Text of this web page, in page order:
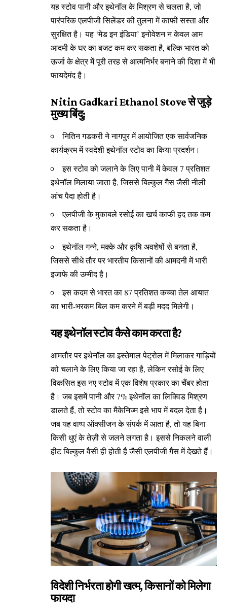
यह स्टोव पानी और इथेनॉल के मिश्रण से चलता है, जो
पारंपरिक एलपीजी सिलेंडर की तुलना में काफी सस्ता और
सुरक्षित है। यह ‘मेड इन इंडिया’ इनोवेशन न केवल आम
आदमी के घर का बजट कम कर सकता है, बल्कि भारत को
ऊर्जा के क्षेत्र में पूरी तरह से आत्मनिर्भर बनाने की दिशा में भी
फायदेमंद है।
Nitin Gadkari Ethanol Stove से जुड़े
मुख्य बिंदु:
नितिन गडकरी ने नागपुर में आयोजित एक सार्वजनिक
कार्यक्रम में स्वदेशी इथेनॉल स्टोव का किया प्रदर्शन।
इस स्टोव को जलाने के लिए पानी में केवल 7 प्रतिशत
इथेनॉल मिलाया जाता है, जिससे बिल्कुल गैस जैसी नीली
आंच पैदा होती है।
एलपीजी के मुकाबले रसोई का खर्च काफी हद तक कम
कर सकता है।
इथेनॉल गन्ने, मक्के और कृषि अवशेषों से बनता है,
जिससे सीधे तौर पर भारतीय किसानों की आमदनी में भारी
इजाफे की उम्मीद है।
इस कदम से भारत का 87 प्रतिशत कच्चा तेल आयात
का भारी-भरकम बिल कम करने में बड़ी मदद मिलेगी।
यह इथेनॉल स्टोव कैसे काम करता है?
आमतौर पर इथेनॉल का इस्तेमाल पेट्रोल में मिलाकर गाड़ियों
को चलाने के लिए किया जा रहा है, लेकिन रसोई के लिए
विकसित इस नए स्टोव में एक विशेष प्रकार का चैंबर होता
है। जब इसमें पानी और 7% इथेनॉल का लिक्विड मिश्रण
डालते हैं, तो स्टोव का मैकेनिज्म इसे भाप में बदल देता है।
जब यह वाष्प ऑक्सीजन के संपर्क में आता है, तो यह बिना
किसी धुएं के तेज़ी से जलने लगता है। इससे निकलने वाली
हीट बिल्कुल वैसी ही होती है जैसी एलपीजी गैस में देखते हैं।
विदेशी निर्भरता होगी खत्म, किसानों को मिलेगा
फायदा